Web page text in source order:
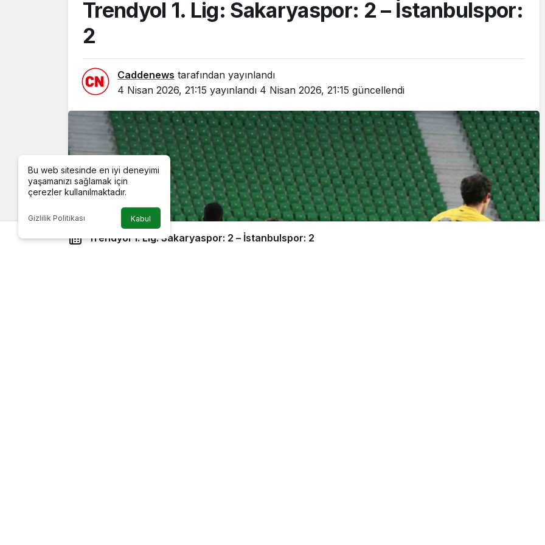
Trendyol 1. Lig: Sakaryaspor: 2 – İstanbulspor:
2
Caddenews tarafından yayınlandı
4 Nisan 2026, 21:15 yayınlandı 4 Nisan 2026, 21:15 güncellendi
Trendyol 1. Lig: Sakaryaspor: 2 – İstanbulspor: 2
Bu web sitesinde en iyi deneyimi
yaşamanızı sağlamak için
çerezler kullanılmaktadır.
Gizlilik Politikası Kabul